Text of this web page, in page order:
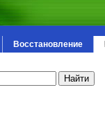
Восстановление